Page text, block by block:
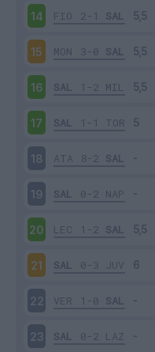
14 FIO 2-1 SAL
15 MON 3-0 SAL
16 SAL 1-2 MIL
17 SAL 1-1 TOR
18 ATA 8-2 SAL
19 SAL 0-2 NAP
20 LEC 1-2 SAL
21 SAL 0-3 JUV
22 VER 1-0 SAL
23 SAL 0-2 LAZ